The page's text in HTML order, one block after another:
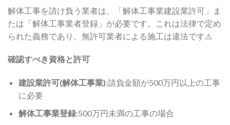
解体工事を請け負う業者は、「解体工事業建設業許可」ま
たは「解体工事業者登録」が必要です。これは法律で定め
られた義務であり、無許可業者による施工は違法です⚠️
確認すべき資格と許可
建設業許可(解体工事業):請負金額が500万円以上の工事
に必要
解体工事業登録:500万円未満の工事の場合